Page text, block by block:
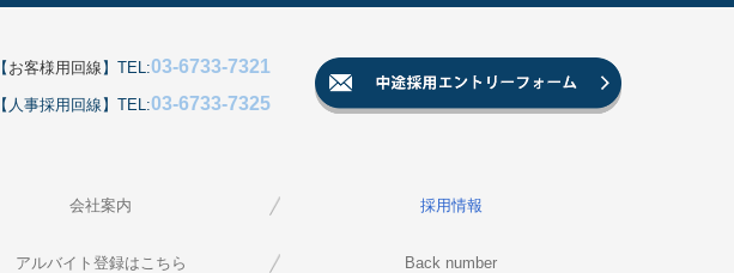
【 お客様用回線 】TEL:03-6733-7321
【人事採用回線】TEL:03-6733-7325
会社案内 採用情報
中途採用
新卒採用
アルバイト登録はこちら Back number